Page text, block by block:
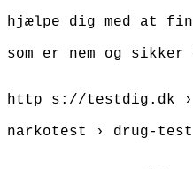
hjælpe dig med at
som er nem og
http s://testdig.dk ›
narkotest › drug-test